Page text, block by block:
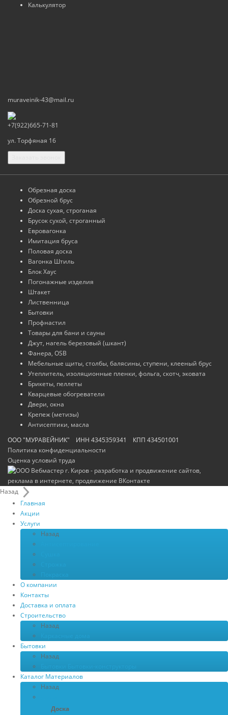
Калькулятор
muraveinik-43@mail.ru
+7(922)665-71-81
ул. Торфяная 16
Обрезная доска
Обрезной брус
Доска сухая, строганая
Брусок сухой, строганный
Евровагонка
Имитация бруса
Половая доска
Вагонка Штиль
Блок Хаус
Погонажные изделия
Штакет
Лиственница
Бытовки
Профнастил
Товары для бани и сауны
Джут, нагель березовый (шкант)
Фанера, OSB
Мебельные щиты, столбы, балясины, ступени, клееный брус
Утеплитель, изоляционные пленки, фольга, скотч, эковата
Брикеты, пеллеты
Кварцевые обогреватели
Двери, окна
Крепеж (метизы)
Антисептики, масла
ООО "МУРАВЕЙНИК" ИНН 4345359341 КПП 434501001
Политика конфиденциальности
Оценка условий труда
Назад
Главная
Акции
Услуги
Назад
О компании
Контакты
Доставка и оплата
Строительство
Назад
Бытовки
Назад
Каталог Материалов
Назад
Доска